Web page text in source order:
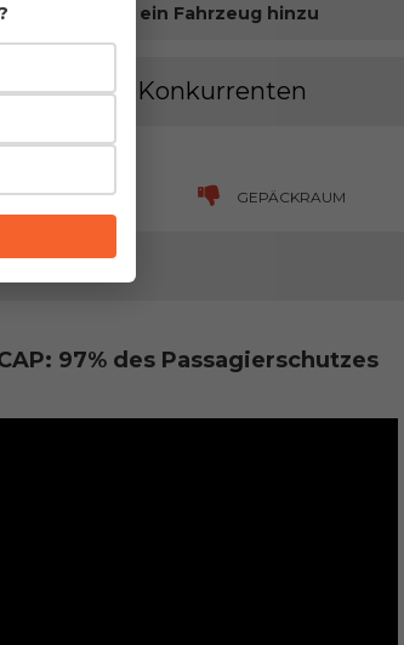
fügen Sie ein Fahrzeug hinzu
direkten Konkurrenten
VERBRAUCH GEPÄCKRAUM
97% des Passagierschutzes